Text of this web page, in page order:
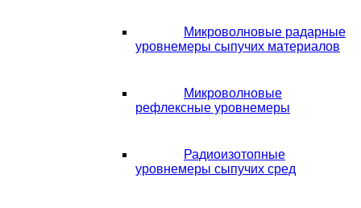
Микроволновые радарные
уровнемеры сыпучих материалов
Микроволновые
рефлексные уровнемеры
Радиоизотопные
уровнемеры сыпучих сред